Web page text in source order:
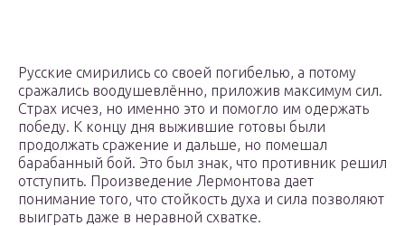
Русские смирились со своей погибелью, а потому
сражались воодушевлённо, приложив максимум сил.
Страх исчез, но именно это и помогло им одержать
победу. К концу дня выжившие готовы были
продолжать сражение и дальше, но помешал
барабанный бой. Это был знак, что противник решил
отступить. Произведение Лермонтова дает
понимание того, что стойкость духа и сила позволяют
выиграть даже в неравной схватке.